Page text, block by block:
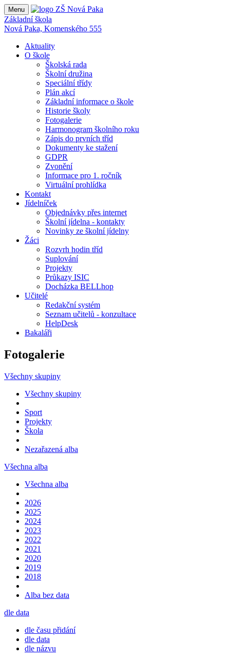
Menu
Základní škola
Nová Paka, Komenského 555
Aktuality
O škole
Školská rada
Školní družina
Speciální třídy
Plán akcí
Základní informace o škole
Historie školy
Fotogalerie
Harmonogram školního roku
Zápis do prvních tříd
Dokumenty ke stažení
GDPR
Zvonění
Informace pro 1. ročník
Virtuální prohlídka
Kontakt
Jídelníček
Objednávky přes internet
Školní jídelna - kontakty
Novinky ze školní jídelny
Žáci
Rozvrh hodin tříd
Suplování
Projekty
Průkazy ISIC
Docházka BELLhop
Učitelé
Redakční systém
Seznam učitelů - konzultace
HelpDesk
Bakaláři
Fotogalerie
Všechny skupiny
Všechny skupiny
Sport
Projekty
Škola
Nezařazená alba
Všechna alba
Všechna alba
2026
2025
2024
2023
2022
2021
2020
2019
2018
Alba bez data
dle data
dle času přidání
dle data
dle názvu